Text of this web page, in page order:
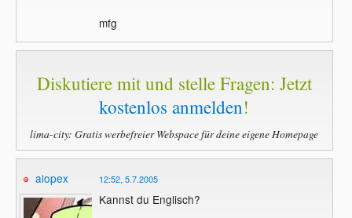
mfg
Diskutiere mit und stelle Fragen: Jetzt
kostenlos anmelden!
lima-city: Gratis werbefreier Webspace für deine eigene Homepage
alopex 12:52, 5.7.2005
Kannst du Englisch?